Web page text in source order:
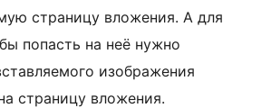
страницу вложения. А для
попасть на неё нужно
изображения
страницу вложения.